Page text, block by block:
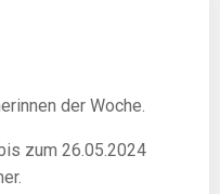
der Woche.
bis zum 26.05.2024